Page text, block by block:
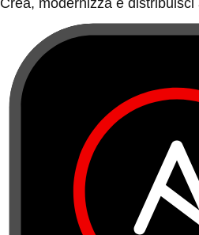
Crea, modernizza e